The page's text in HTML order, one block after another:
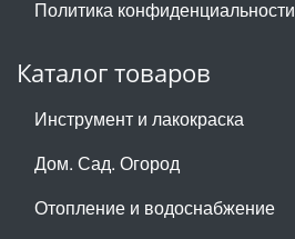
Политика конфиденциальности
Каталог товаров
Инструмент и лакокраска
Дом. Сад. Огород
Отопление и водоснабжение